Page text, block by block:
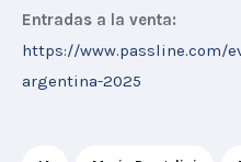
Entradas a la venta:
https://www.passline.com/
argentina-2025